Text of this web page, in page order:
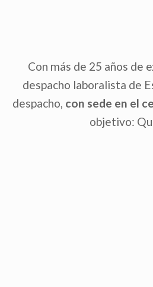
Con más de 25 años de
despacho laboralista de
despacho, con sede en el
objetivo: